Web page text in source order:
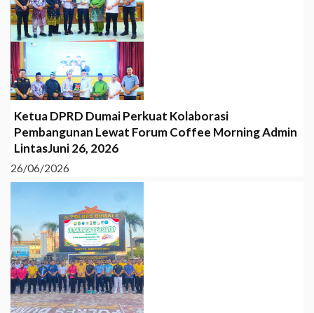
Ketua DPRD Dumai Perkuat Kolaborasi
Pembangunan Lewat Forum Coffee Morning Admin
LintasJuni 26, 2026
26/06/2026